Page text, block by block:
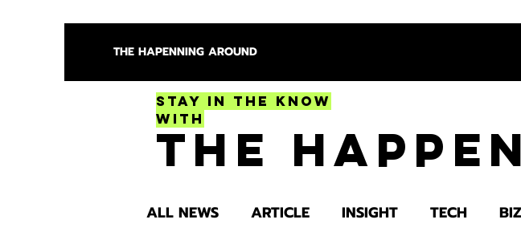
THE HAPENNING AROUND
Stay in the Know
With
The
ALL NEWS ARTICLE INSIGHT TECH BIZ